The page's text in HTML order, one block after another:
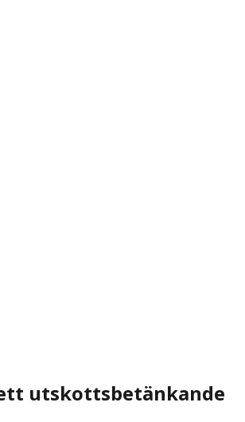
utskottsbetänkande